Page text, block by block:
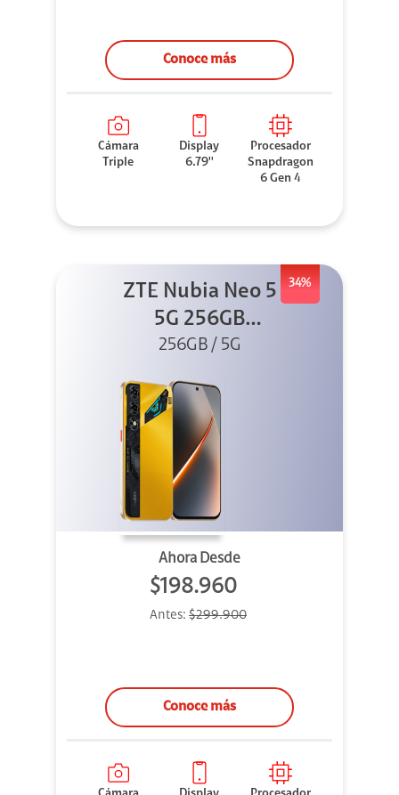
Conoce más
Cámara
Triple
Display
6.79''
Procesador
Snapdragon
6 Gen 4
34%
ZTE Nubia Neo 5
5G 256GB
Dorado
256GB / 5G
Ahora Desde
$198.960
Antes: $299.900
Conoce más